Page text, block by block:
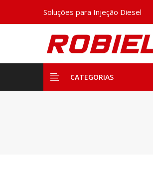
Soluções para Injeção Diesel
CATEGORIAS